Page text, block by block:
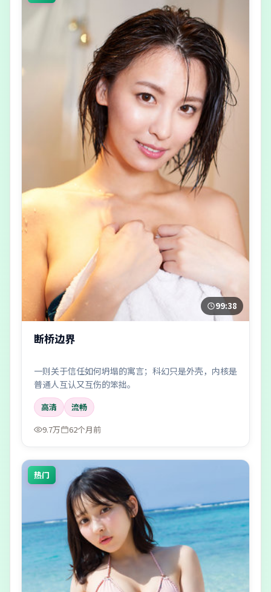
99:38
断桥边界
一则关于信任如何坍塌的寓言；科幻只是外壳，内核是
普通人互认又互伤的笨拙。
高清
流畅
9.7万
62个月前
热门